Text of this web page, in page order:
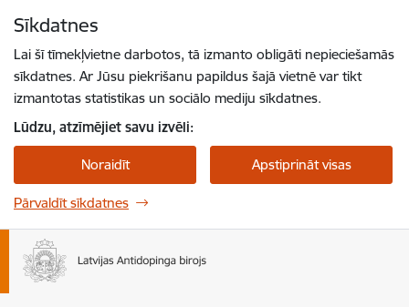
Sīkdatnes
Lai šī tīmekļvietne darbotos, tā izmanto obligāti nepieciešamās
sīkdatnes. Ar Jūsu piekrišanu papildus šajā vietnē var tikt
izmantotas statistikas un sociālo mediju sīkdatnes.
Lūdzu, atzīmējiet savu izvēli:
Noraidīt Apstiprināt visas
Pārvaldīt sīkdatnes